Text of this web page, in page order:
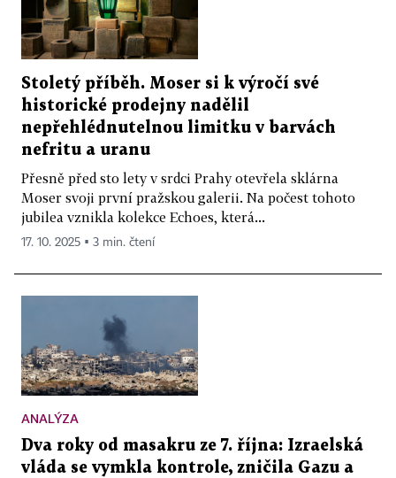
Stoletý příběh. Moser si k výročí své
historické prodejny nadělil
nepřehlédnutelnou limitku v barvách
nefritu a uranu
Přesně před sto lety v srdci Prahy otevřela sklárna
Moser svoji první pražskou galerii. Na počest tohoto
jubilea vznikla kolekce Echoes, která...
17. 10. 2025 ▪ 3 min. čtení
ANALÝZA
Dva roky od masakru ze 7. října: Izraelská
vláda se vymkla kontrole, zničila Gazu a